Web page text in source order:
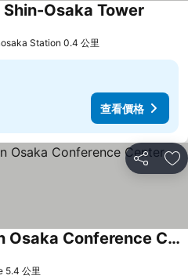
格
Osaka Tower
Station 0.4 公里
查看價格
分享 加
格
HOTEL MYSTAYS Shin Osaka Conference Center
5.4 公里